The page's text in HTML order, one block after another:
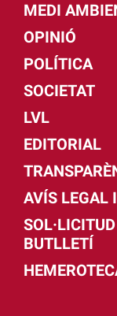
MEDI
OPINIÓ
POLÍTICA
SOCIETAT
LVL
EDITORIAL
AVÍS LEGAL
BUTLLETÍ